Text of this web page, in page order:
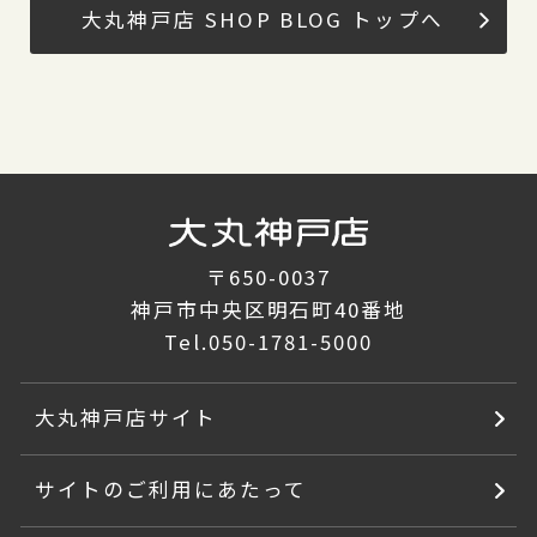
大丸神戸店 SHOP BLOG トップへ
〒650-0037
神戸市中央区明石町40番地
Tel.050-1781-5000
大丸神戸店サイト
サイトのご利用にあたって